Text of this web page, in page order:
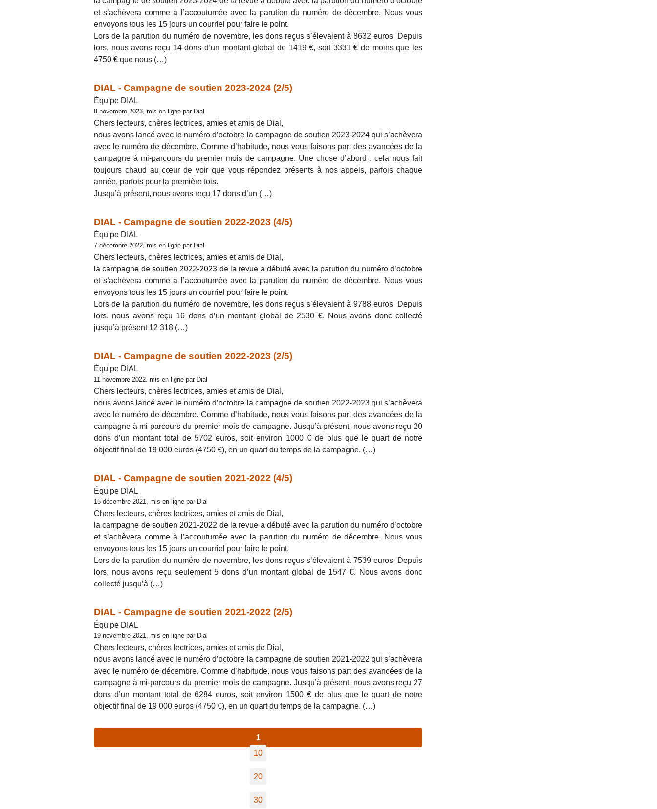
et s’achèvera comme à l’accoutumée avec la parution du numéro de décembre. Nous vous
envoyons tous les 15 jours un courriel pour faire le point.
Lors de la parution du numéro de novembre, les dons reçus s’élevaient à 8632 euros. Depuis
lors, nous avons reçu 14 dons d’un montant global de 1419 €, soit 3331 € de moins que les
4750 € que nous (…)
DIAL - Campagne de soutien 2023-2024 (2/5)
Équipe DIAL
8 novembre 2023, mis en ligne par Dial
Chers lecteurs, chères lectrices, amies et amis de Dial,
nous avons lancé avec le numéro d’octobre la campagne de soutien 2023-2024 qui s’achèvera
avec le numéro de décembre. Comme d’habitude, nous vous faisons part des avancées de la
campagne à mi-parcours du premier mois de campagne. Une chose d’abord : cela nous fait
toujours chaud au cœur de voir que vous répondez présents à nos appels, parfois chaque
année, parfois pour la première fois.
Jusqu’à présent, nous avons reçu 17 dons d’un (…)
DIAL - Campagne de soutien 2022-2023 (4/5)
Équipe DIAL
7 décembre 2022, mis en ligne par Dial
Chers lecteurs, chères lectrices, amies et amis de Dial,
la campagne de soutien 2022-2023 de la revue a débuté avec la parution du numéro d’octobre
et s’achèvera comme à l’accoutumée avec la parution du numéro de décembre. Nous vous
envoyons tous les 15 jours un courriel pour faire le point.
Lors de la parution du numéro de novembre, les dons reçus s’élevaient à 9788 euros. Depuis
lors, nous avons reçu 16 dons d’un montant global de 2530 €. Nous avons donc collecté
jusqu’à présent 12 318 (…)
DIAL - Campagne de soutien 2022-2023 (2/5)
Équipe DIAL
11 novembre 2022, mis en ligne par Dial
Chers lecteurs, chères lectrices, amies et amis de Dial,
nous avons lancé avec le numéro d’octobre la campagne de soutien 2022-2023 qui s’achèvera
avec le numéro de décembre. Comme d’habitude, nous vous faisons part des avancées de la
campagne à mi-parcours du premier mois de campagne. Jusqu’à présent, nous avons reçu 20
dons d’un montant total de 5702 euros, soit environ 1000 € de plus que le quart de notre
objectif final de 19 000 euros (4750 €), en un quart du temps de la campagne. (…)
DIAL - Campagne de soutien 2021-2022 (4/5)
Équipe DIAL
15 décembre 2021, mis en ligne par Dial
Chers lecteurs, chères lectrices, amies et amis de Dial,
la campagne de soutien 2021-2022 de la revue a débuté avec la parution du numéro d’octobre
et s’achèvera comme à l’accoutumée avec la parution du numéro de décembre. Nous vous
envoyons tous les 15 jours un courriel pour faire le point.
Lors de la parution du numéro de novembre, les dons reçus s’élevaient à 7539 euros. Depuis
lors, nous avons reçu seulement 5 dons d’un montant global de 1547 €. Nous avons donc
collecté jusqu’à (…)
DIAL - Campagne de soutien 2021-2022 (2/5)
Équipe DIAL
19 novembre 2021, mis en ligne par Dial
Chers lecteurs, chères lectrices, amies et amis de Dial,
nous avons lancé avec le numéro d’octobre la campagne de soutien 2021-2022 qui s’achèvera
avec le numéro de décembre. Comme d’habitude, nous vous faisons part des avancées de la
campagne à mi-parcours du premier mois de campagne. Jusqu’à présent, nous avons reçu 27
dons d’un montant total de 6284 euros, soit environ 1500 € de plus que le quart de notre
objectif final de 19 000 euros (4750 €), en un quart du temps de la campagne. (…)
1
10
20
30